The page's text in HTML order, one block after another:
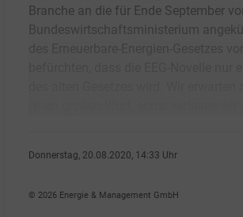
Branche an die für Ende September
Bundeswirtschaftsministerium
Donnerstag, 20.08.2020, 14:33 Uhr
© 2026 Energie & Management GmbH